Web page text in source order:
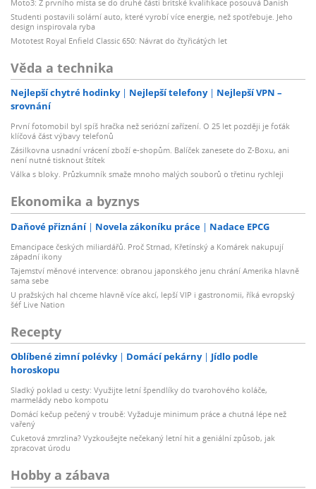
Moto3: Z prvního místa se do druhé části britské kvalifikace posouvá Danish
Studenti postavili solární auto, které vyrobí více energie, než spotřebuje. Jeho
design inspirovala ryba
Mototest Royal Enfield Classic 650: Návrat do čtyřicátých let
Věda a technika
Nejlepší chytré hodinky Nejlepší telefony
Nejlepší VPN –
srovnání
První fotomobil byl spíš hračka než seriózní zařízení. O 25 let později je foťák
klíčová část výbavy telefonů
Zásilkovna usnadní vrácení zboží e-shopům. Balíček zanesete do Z-Boxu, ani
není nutné tisknout štítek
Válka s bloky. Průzkumník smaže mnoho malých souborů o třetinu rychleji
Ekonomika a byznys
Daňové přiznání Novela zákoníku práce Nadace EPCG
Emancipace českých miliardářů. Proč Strnad, Křetínský a Komárek nakupují
západní ikony
Tajemství měnové intervence: obranou japonského jenu chrání Amerika hlavně
sama sebe
U pražských hal chceme hlavně více akcí, lepší VIP i gastronomii, říká evropský
šéf Live Nation
Recepty
Oblíbené zimní polévky Domácí pekárny
Jídlo podle
horoskopu
Sladký poklad u cesty: Využijte letní špendlíky do tvarohového koláče,
marmelády nebo kompotu
Domácí kečup pečený v troubě: Vyžaduje minimum práce a chutná lépe než
vařený
Cuketová zmrzlina? Vyzkoušejte nečekaný letní hit a geniální způsob, jak
zpracovat úrodu
Hobby a zábava